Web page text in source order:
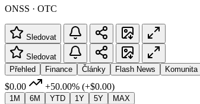
ONSS · OTC
Sledovat
Sledovat
Přehled
Finance Články Flash News Komunita
$0.00 +50.00% (+$0.00)
1M 6M YTD 1Y 5Y MAX